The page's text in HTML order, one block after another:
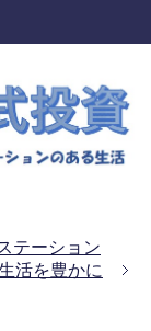
テーション
活を豊かに